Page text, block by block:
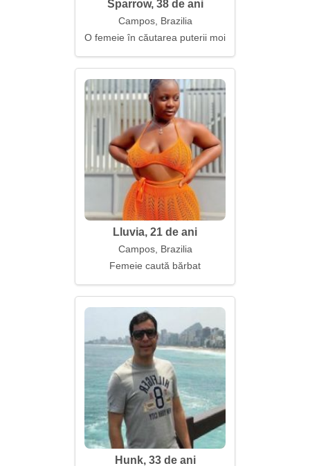
Sparrow, 38 de ani
Campos, Brazilia
O femeie în căutarea puterii moi
Lluvia, 21 de ani
Campos, Brazilia
Femeie caută bărbat
Hunk, 33 de ani